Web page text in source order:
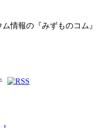
情報の『みずものコム』